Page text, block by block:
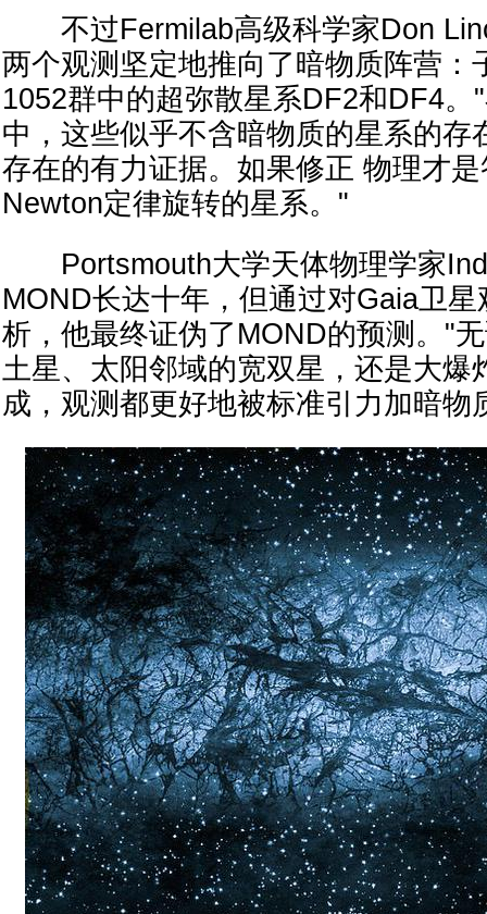
不过Fermilab高级科学家Don
两个观测坚定地推向了暗物质阵营：
1052群中的超弥散星系DF2和DF4。
中，这些似乎不含暗物质的星系的存
存在的有力证据。如果修正 物理才
Newton定律旋转的星系。"
Portsmouth大学天体物理学家
MOND长达十年，但通过对Gaia卫
析，他最终证伪了MOND的预测。"
土星、太阳邻域的宽双星，还是大爆
成，观测都更好地被标准引力加暗物